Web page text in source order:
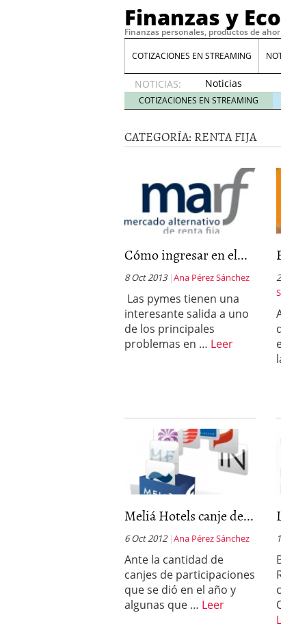
Finanzas y
Finanzas personales, productos de
COTIZACIONES EN STREAMING
NOTICIAS:
Noticias
de XRP
por qué
alertas
de
suelen
llegar
tarde 16
de abril
de 2026
Comparativa
acelera la
Meses sin
24 de
Planificar tu
a los costes
21
¿Cuánto cuesta
COTIZACIONES EN STREAMING
CATEGORÍA: RENTA FIJA
Cómo ingresar en el...
8 Oct 2013 Ana Pérez Sánchez
Las pymes tienen una
interesante salida a uno
de los principales
problemas en … Leer
Meliá Hotels canje de...
6 Oct 2012 Ana Pérez Sánchez
Ante la cantidad de
canjes de participaciones
que se dió en el año y
algunas que … Leer